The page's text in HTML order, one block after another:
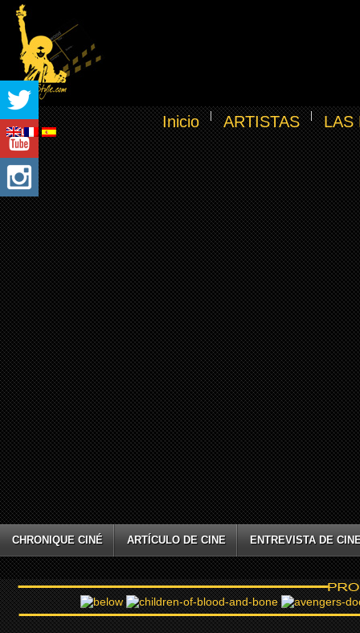
Inicio ARTISTAS LAS
CHRONIQUE CINÉ ARTÍCULO DE CINE ENTREVISTA DE